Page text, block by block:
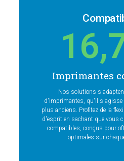
Imprimantes
Nos solutions
d'imprimantes, qu'il s'agisse
plus anciens. Profitez de la
d'esprit en sachant que vous
compatibles, conçus pour
optimales sur